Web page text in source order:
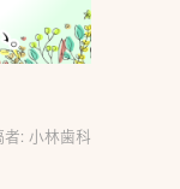
者: 小林歯科